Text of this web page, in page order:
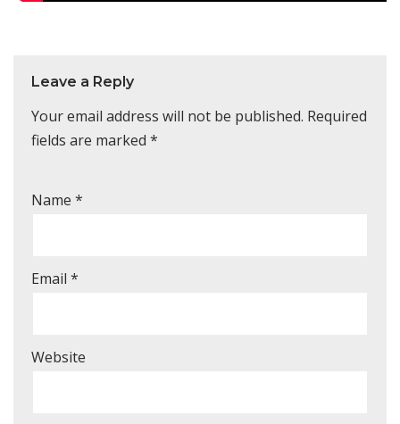
Leave a Reply
Your email address will not be published. Required
fields are marked *
Name *
Email *
Website